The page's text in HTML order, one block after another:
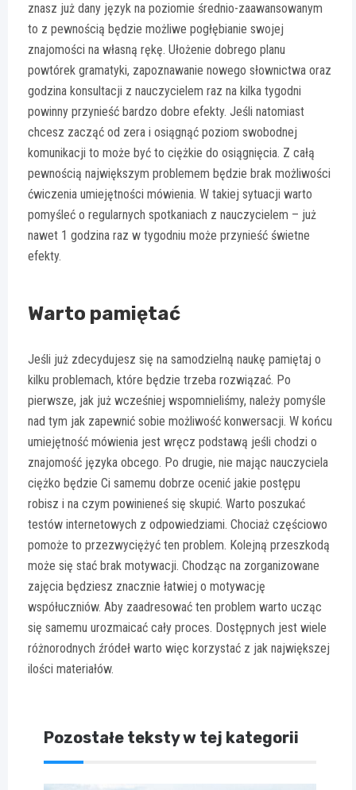
znasz już dany język na poziomie średnio-zaawansowanym
to z pewnością będzie możliwe pogłębianie swojej
znajomości na własną rękę. Ułożenie dobrego planu
powtórek gramatyki, zapoznawanie nowego słownictwa oraz
godzina konsultacji z nauczycielem raz na kilka tygodni
powinny przynieść bardzo dobre efekty. Jeśli natomiast
chcesz zacząć od zera i osiągnąć poziom swobodnej
komunikacji to może być to ciężkie do osiągnięcia. Z całą
pewnością największym problemem będzie brak możliwości
ćwiczenia umiejętności mówienia. W takiej sytuacji warto
pomyśleć o regularnych spotkaniach z nauczycielem – już
nawet 1 godzina raz w tygodniu może przynieść świetne
efekty.
Warto pamiętać
Jeśli już zdecydujesz się na samodzielną naukę pamiętaj o
kilku problemach, które będzie trzeba rozwiązać. Po
pierwsze, jak już wcześniej wspomnieliśmy, należy pomyśle
nad tym jak zapewnić sobie możliwość konwersacji. W końcu
umiejętność mówienia jest wręcz podstawą jeśli chodzi o
znajomość języka obcego. Po drugie, nie mając nauczyciela
ciężko będzie Ci samemu dobrze ocenić jakie postępu
robisz i na czym powinieneś się skupić. Warto poszukać
testów internetowych z odpowiedziami. Chociaż częściowo
pomoże to przezwyciężyć ten problem. Kolejną przeszkodą
może się stać brak motywacji. Chodząc na zorganizowane
zajęcia będziesz znacznie łatwiej o motywację
współuczniów. Aby zaadresować ten problem warto ucząc
się samemu urozmaicać cały proces. Dostępnych jest wiele
różnorodnych źródeł warto więc korzystać z jak największej
ilości materiałów.
Pozostałe teksty w tej kategorii